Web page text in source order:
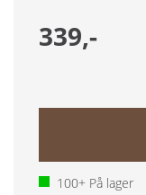
339,-
100+ På lager